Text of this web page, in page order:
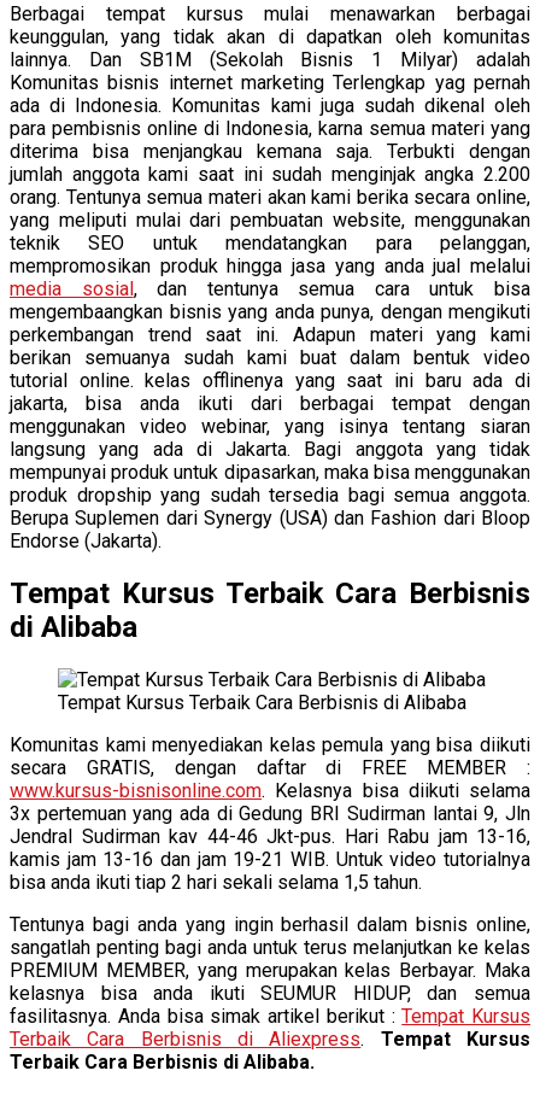
Berbagai tempat kursus mulai menawarkan berbagai
keunggulan, yang tidak akan di dapatkan oleh komunitas
lainnya. Dan SB1M (Sekolah Bisnis 1 Milyar) adalah
Komunitas bisnis internet marketing Terlengkap yag pernah
ada di Indonesia. Komunitas kami juga sudah dikenal oleh
para pembisnis online di Indonesia, karna semua materi yang
diterima bisa menjangkau kemana saja. Terbukti dengan
jumlah anggota kami saat ini sudah menginjak angka 2.200
orang. Tentunya semua materi akan kami berika secara online,
yang meliputi mulai dari pembuatan website, menggunakan
teknik SEO untuk mendatangkan para pelanggan,
mempromosikan produk hingga jasa yang anda jual melalui
media sosial, dan tentunya semua cara untuk bisa
mengembaangkan bisnis yang anda punya, dengan mengikuti
perkembangan trend saat ini. Adapun materi yang kami
berikan semuanya sudah kami buat dalam bentuk video
tutorial online. kelas offlinenya yang saat ini baru ada di
jakarta, bisa anda ikuti dari berbagai tempat dengan
menggunakan video webinar, yang isinya tentang siaran
langsung yang ada di Jakarta. Bagi anggota yang tidak
mempunyai produk untuk dipasarkan, maka bisa menggunakan
produk dropship yang sudah tersedia bagi semua anggota.
Berupa Suplemen dari Synergy (USA) dan Fashion dari Bloop
Endorse (Jakarta).
Tempat Kursus Terbaik Cara Berbisnis
di Alibaba
Tempat Kursus Terbaik Cara Berbisnis di Alibaba
Komunitas kami menyediakan kelas pemula yang bisa diikuti
secara GRATIS, dengan daftar di FREE MEMBER :
www.kursus-bisnisonline.com. Kelasnya bisa diikuti selama
3x pertemuan yang ada di Gedung BRI Sudirman lantai 9, Jln
Jendral Sudirman kav 44-46 Jkt-pus. Hari Rabu jam 13-16,
kamis jam 13-16 dan jam 19-21 WIB. Untuk video tutorialnya
bisa anda ikuti tiap 2 hari sekali selama 1,5 tahun.
Tentunya bagi anda yang ingin berhasil dalam bisnis online,
sangatlah penting bagi anda untuk terus melanjutkan ke kelas
PREMIUM MEMBER, yang merupakan kelas Berbayar. Maka
kelasnya bisa anda ikuti SEUMUR HIDUP, dan semua
fasilitasnya. Anda bisa simak artikel berikut :Tempat Kursus
Terbaik Cara Berbisnis di Aliexpress. Tempat Kursus
Terbaik Cara Berbisnis di Alibaba.